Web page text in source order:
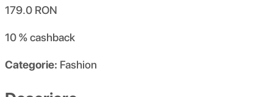
179.0 RON
10 %cashback
Categorie: Fashion